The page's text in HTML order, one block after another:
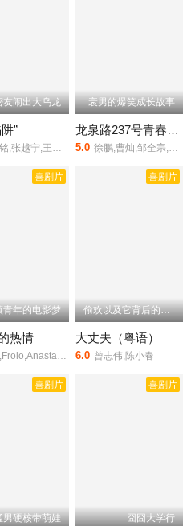
友闹出大乌龙
”
宁,王海均,袁千山,岳阳
衰男的爆笑成长故事
龙泉路237号青春轶事
5.0 徐鹏,曹灿,邹全宗,傅宇凡
喜剧片
青年的电影梦
热情
喜剧片
偷欢以及它背后的故事
大丈夫（粤语）
6.0 曾志伟,陈小春
喜剧片
男硬核带萌娃
喜剧片
囧囧大学行